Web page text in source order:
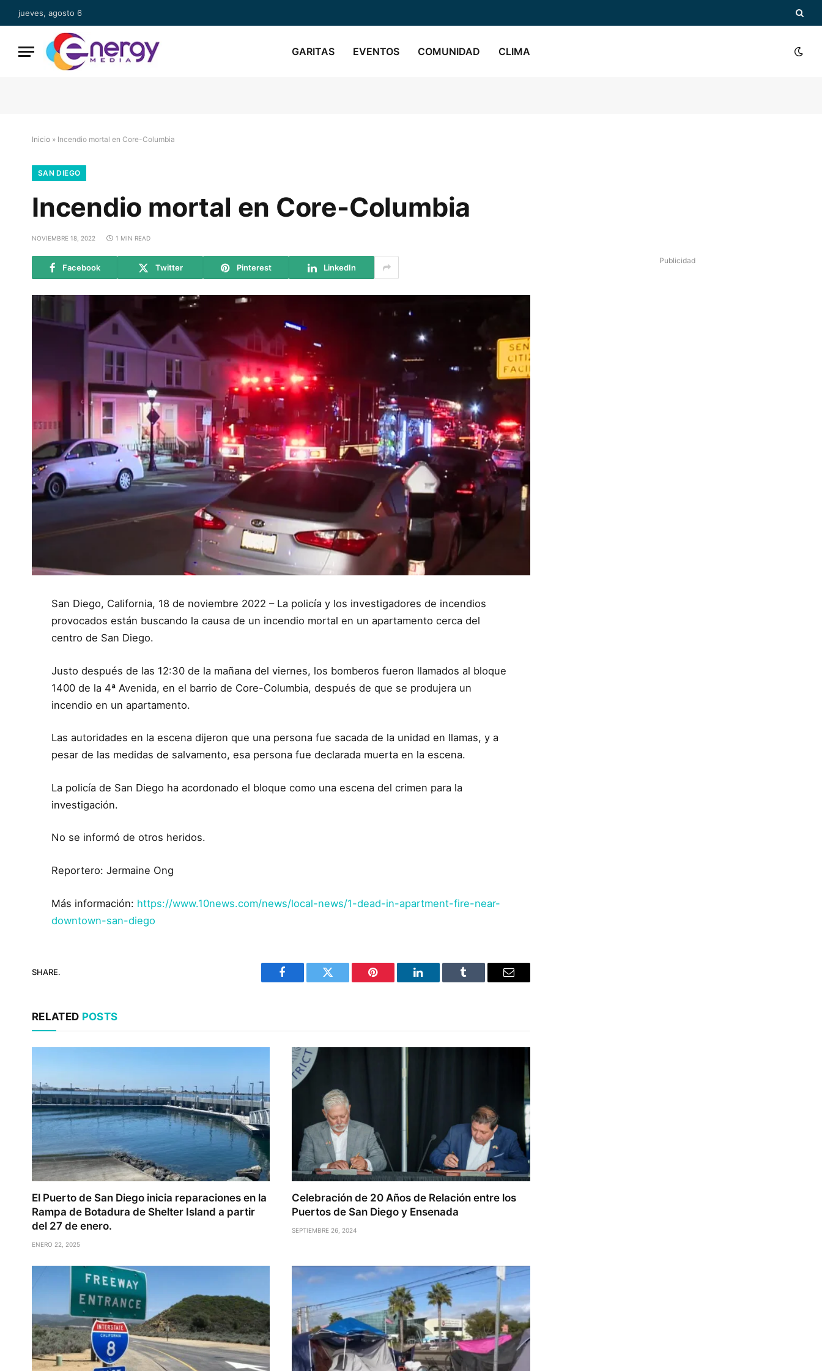
jueves, agosto 6
GARITAS EVENTOS COMUNIDAD CLIMA
Inicio » Incendio mortal en Core-Columbia
SAN DIEGO
Incendio mortal en Core-Columbia
NOVIEMBRE 18, 2022 1 MIN READ
Facebook Twitter Pinterest LinkedIn
San Diego, California, 18 de noviembre 2022 – La policía y los investigadores de incendios
provocados están buscando la causa de un incendio mortal en un apartamento cerca del
centro de San Diego.
Justo después de las 12:30 de la mañana del viernes, los bomberos fueron llamados al bloque
1400 de la 4ª Avenida, en el barrio de Core-Columbia, después de que se produjera un
incendio en un apartamento.
Las autoridades en la escena dijeron que una persona fue sacada de la unidad en llamas, y a
pesar de las medidas de salvamento, esa persona fue declarada muerta en la escena.
La policía de San Diego ha acordonado el bloque como una escena del crimen para la
investigación.
No se informó de otros heridos.
Reportero: Jermaine Ong
Más información: https://www.10news.com/news/local-news/1-dead-in-apartment-fire-near-
downtown-san-diego
SHARE.
Facebook Twitter Pinterest LinkedIn Tumblr Email
RELATED POSTS
El Puerto de San Diego inicia reparaciones en la
Rampa de Botadura de Shelter Island a partir
del 27 de enero.
ENERO 22, 2025
Celebración de 20 Años de Relación entre los
Puertos de San Diego y Ensenada
SEPTIEMBRE 26, 2024
Publicidad